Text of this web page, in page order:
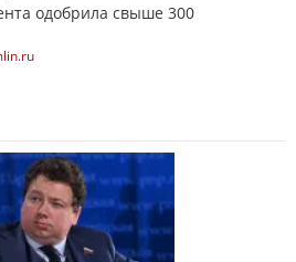
одобрила свыше 300